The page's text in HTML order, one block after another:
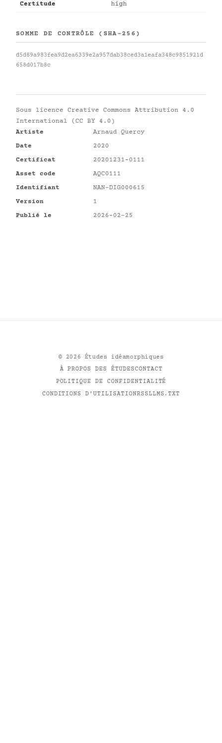
Certitude high
SOMME DE CONTRÔLE (SHA-256)
d5d89a983fea9d2ea6339e2a957dab38ced3a1eafa348c9851921d
658d017b8c
Sous licence Creative Commons Attribution 4.0
International (CC BY 4.0)
Artiste
Arnaud Quercy
Date
2020
Certificat
20201231-0111
Asset code
AQC0111
Identifiant
NAN-DIG000615
Version
1
Publié le
2026-02-25
© 2026 Études idéamorphiques
À PROPOS DES ÉTUDESCONTACT
POLITIQUE DE CONFIDENTIALITÉ
CONDITIONS D'UTILISATIONRSSLLMS.TXT